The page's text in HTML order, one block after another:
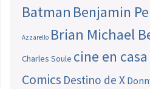
Batman Benjamin
Azzarello Brian Michael
Charles Soule cine en casa
Comics Destino de X